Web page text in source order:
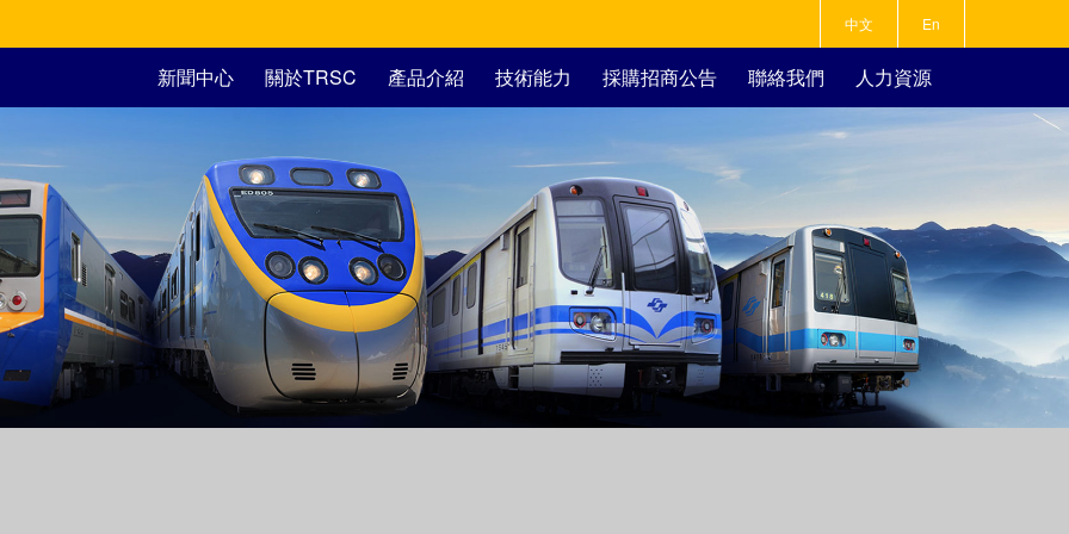
新聞中心 關於TRSC 產品介紹 技術能力 採購招商公告 聯絡我們 人力資源
中文 En